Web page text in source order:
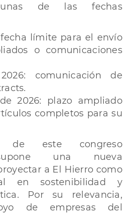
de las fechas
límite para el envío
o comunicaciones
comunicación de
2026: plazo ampliado
completos para su
de este congreso
una nueva
a El Hierro como
en sostenibilidad y
Por su relevancia,
de empresas del